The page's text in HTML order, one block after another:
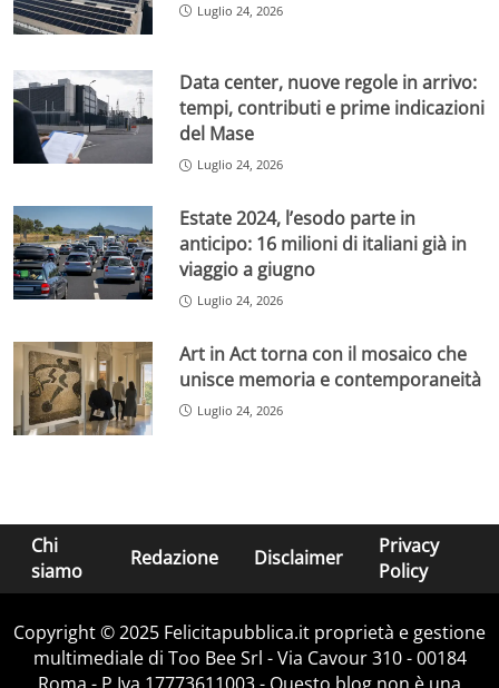
Luglio 24, 2026
Data center, nuove regole in arrivo:
tempi, contributi e prime indicazioni
del Mase
Luglio 24, 2026
Estate 2024, l’esodo parte in
anticipo: 16 milioni di italiani già in
viaggio a giugno
Luglio 24, 2026
Art in Act torna con il mosaico che
unisce memoria e contemporaneità
Luglio 24, 2026
Chi
siamo
Redazione Disclaimer
Privacy
Policy
Copyright © 2025 Felicitapubblica.it proprietà e gestione
multimediale di Too Bee Srl - Via Cavour 310 - 00184
Roma - P.Iva 17773611003 - Questo blog non è una